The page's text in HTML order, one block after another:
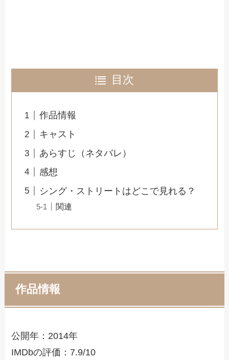
目次
作品情報
キャスト
あらすじ（ネタバレ）
感想
シング・ストリートはどこで見れる？
関連
作品情報
公開年：2014年
IMDbの評価：7.9/10